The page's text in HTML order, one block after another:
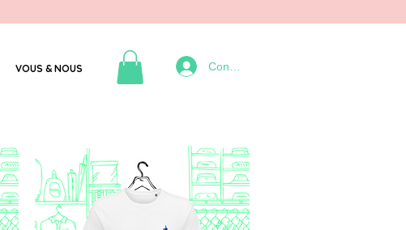
VOUS & NOUS Connexion